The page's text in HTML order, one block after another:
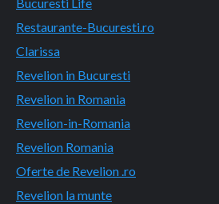
Restaurante-Bucuresti.ro
Clarissa
Revelion in Bucuresti
Revelion in Romania
Revelion-in-Romania
Revelion Romania
Oferte de Revelion .ro
Revelion la munte